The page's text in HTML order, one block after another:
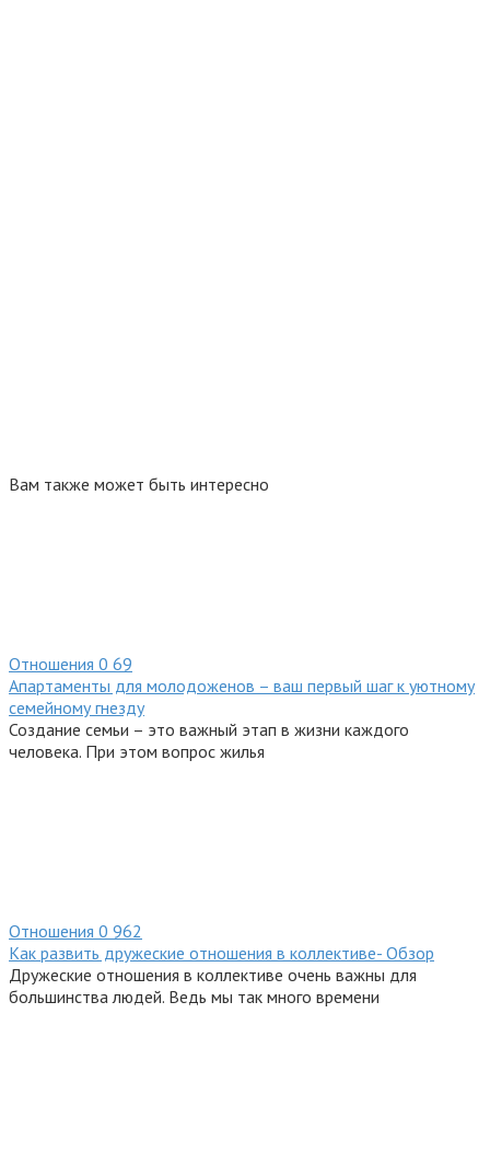
Вам также может быть интересно
Отношения 0 69
Апартаменты для молодоженов – ваш первый шаг к уютному
семейному гнезду
Создание семьи – это важный этап в жизни каждого
человека. При этом вопрос жилья
Отношения 0 962
Как развить дружеские отношения в коллективе- Обзор
Дружеские отношения в коллективе очень важны для
большинства людей. Ведь мы так много времени